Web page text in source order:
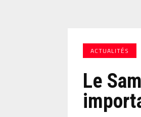
ACTUALITÉS
Le